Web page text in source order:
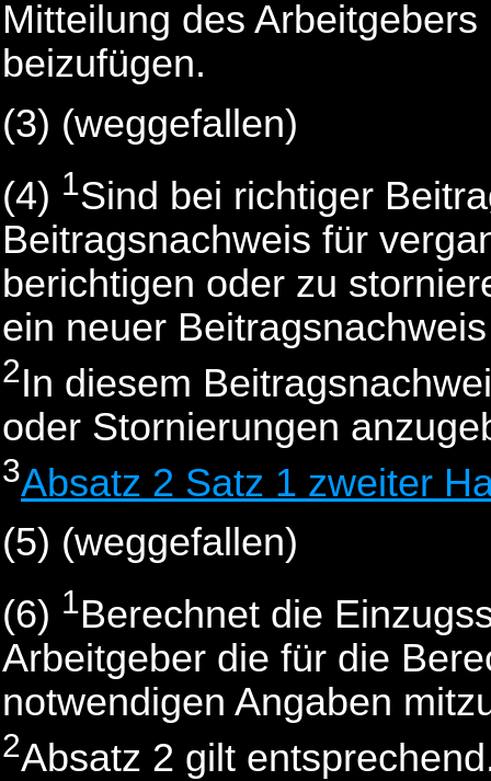
Mitteilung des
beizufügen.
(3) (weggefallen)
(4) 1Sind bei richtiger
Beitragsnachweis für
berichtigen oder zu
ein neuer
2In diesem
oder Stornierungen
3Absatz 2 Satz 1 zweiter
(5) (weggefallen)
(6) 1Berechnet die
Arbeitgeber die für die
notwendigen Angaben
2Absatz 2 gilt